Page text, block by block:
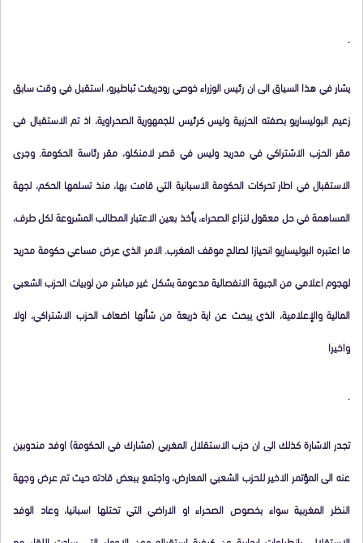
.
يشار في هذا السياق الى ان رئيس الوزراء خوصي رودريغت ثباطيرو، استقبل في وقت سابق
زعيم البوليساريو بصفته الحزبية وليس كرئيس للجمهورية الصحراوية، اذ تم الاستقبال في
مقر الحزب الاشتراكي في مدريد وليس في قصر لامنكلو، مقر رئاسة الحكومة. وجرى
الاستقبال في اطار تحركات الحكومة الاسبانية التي قامت بها، منذ تسلمها الحكم، لجهة
المساهمة في حل معقول لنزاع الصحراء، يأخذ بعين الاعتبار المطالب المشروعة لكل طرف،
ما اعتبره البوليساريو انحيازا لصالح موقف المغرب. الامر الذي عرض مساعي حكومة مدريد
لهجوم اعلامي من الجبهة الانفصالية مدعومة بشكل غير مباشر من لوبيات الحزب الشعبي
المالية والإعلامية، الذي يبحث عن اية ذريعة من شأنها اضعاف الحزب الاشتراكي، اولا
واخيرا
.
تجدر الاشارة كذلك الى ان حزب الاستقلال المغربي (مشارك في الحكومة) اوفد مندوبين
عنه الى المؤتمر الاخير للحزب الشعبي المعارض، واجتمع ببعض قادته حيث تم عرض وجهة
النظر المغربية سواء بخصوص الصحراء او الاراضي التي تحتلها اسبانيا، وعاد الوفد